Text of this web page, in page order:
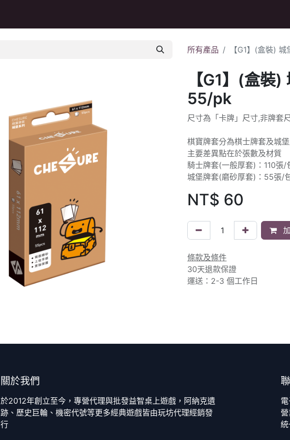
所有產品 【G1】(盒裝)
【G1】(盒裝
55/pk
尺寸為「卡牌」尺寸,非牌套
棋寶牌套分為棋士牌套及城
主要差異點在於張數及材質
騎士牌套(一般厚套)：110張/
城堡牌套(磨砂厚套)：55張/
NT$ 60
條款及條件
30天退款保證
運送：2-3 個工作日
關於我們
於2012年創立至今，專營代理與批發益智桌上遊戲，阿納克遺
跡、歷史巨輪、機密代號等更多經典遊戲皆由玩坊代理經銷發
行